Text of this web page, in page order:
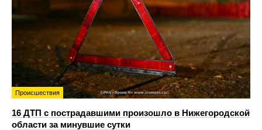
Происшествия
16 ДТП с пострадавшими произошло в Нижегородской
области за минувшие сутки